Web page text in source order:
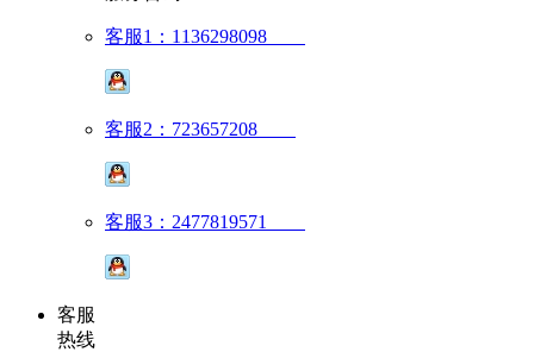
客服1：1136298098
客服2：723657208
客服3：2477819571
客服
热线